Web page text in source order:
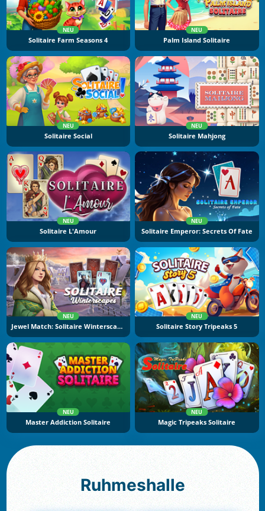
NEU
Solitaire Farm Seasons 4
NEU
Palm Island Solitaire
NEU
Solitaire Social
NEU
Solitaire Mahjong
NEU
Solitaire L'Amour
NEU
Solitaire Emperor: Secrets Of Fate
NEU
Jewel Match: Solitaire Winterscapes
NEU
Solitaire Story Tripeaks 5
NEU
Master Addiction Solitaire
NEU
Magic Tripeaks Solitaire
Ruhmeshalle